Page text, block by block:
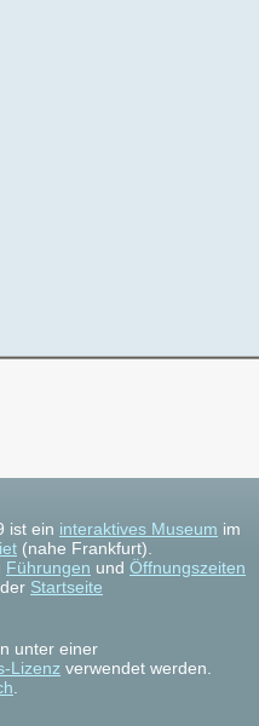
ist ein interaktives Museum im
(nahe Frankfurt).
Führungen und Öffnungszeiten
Startseite
unter einer
Lizenz verwendet werden.